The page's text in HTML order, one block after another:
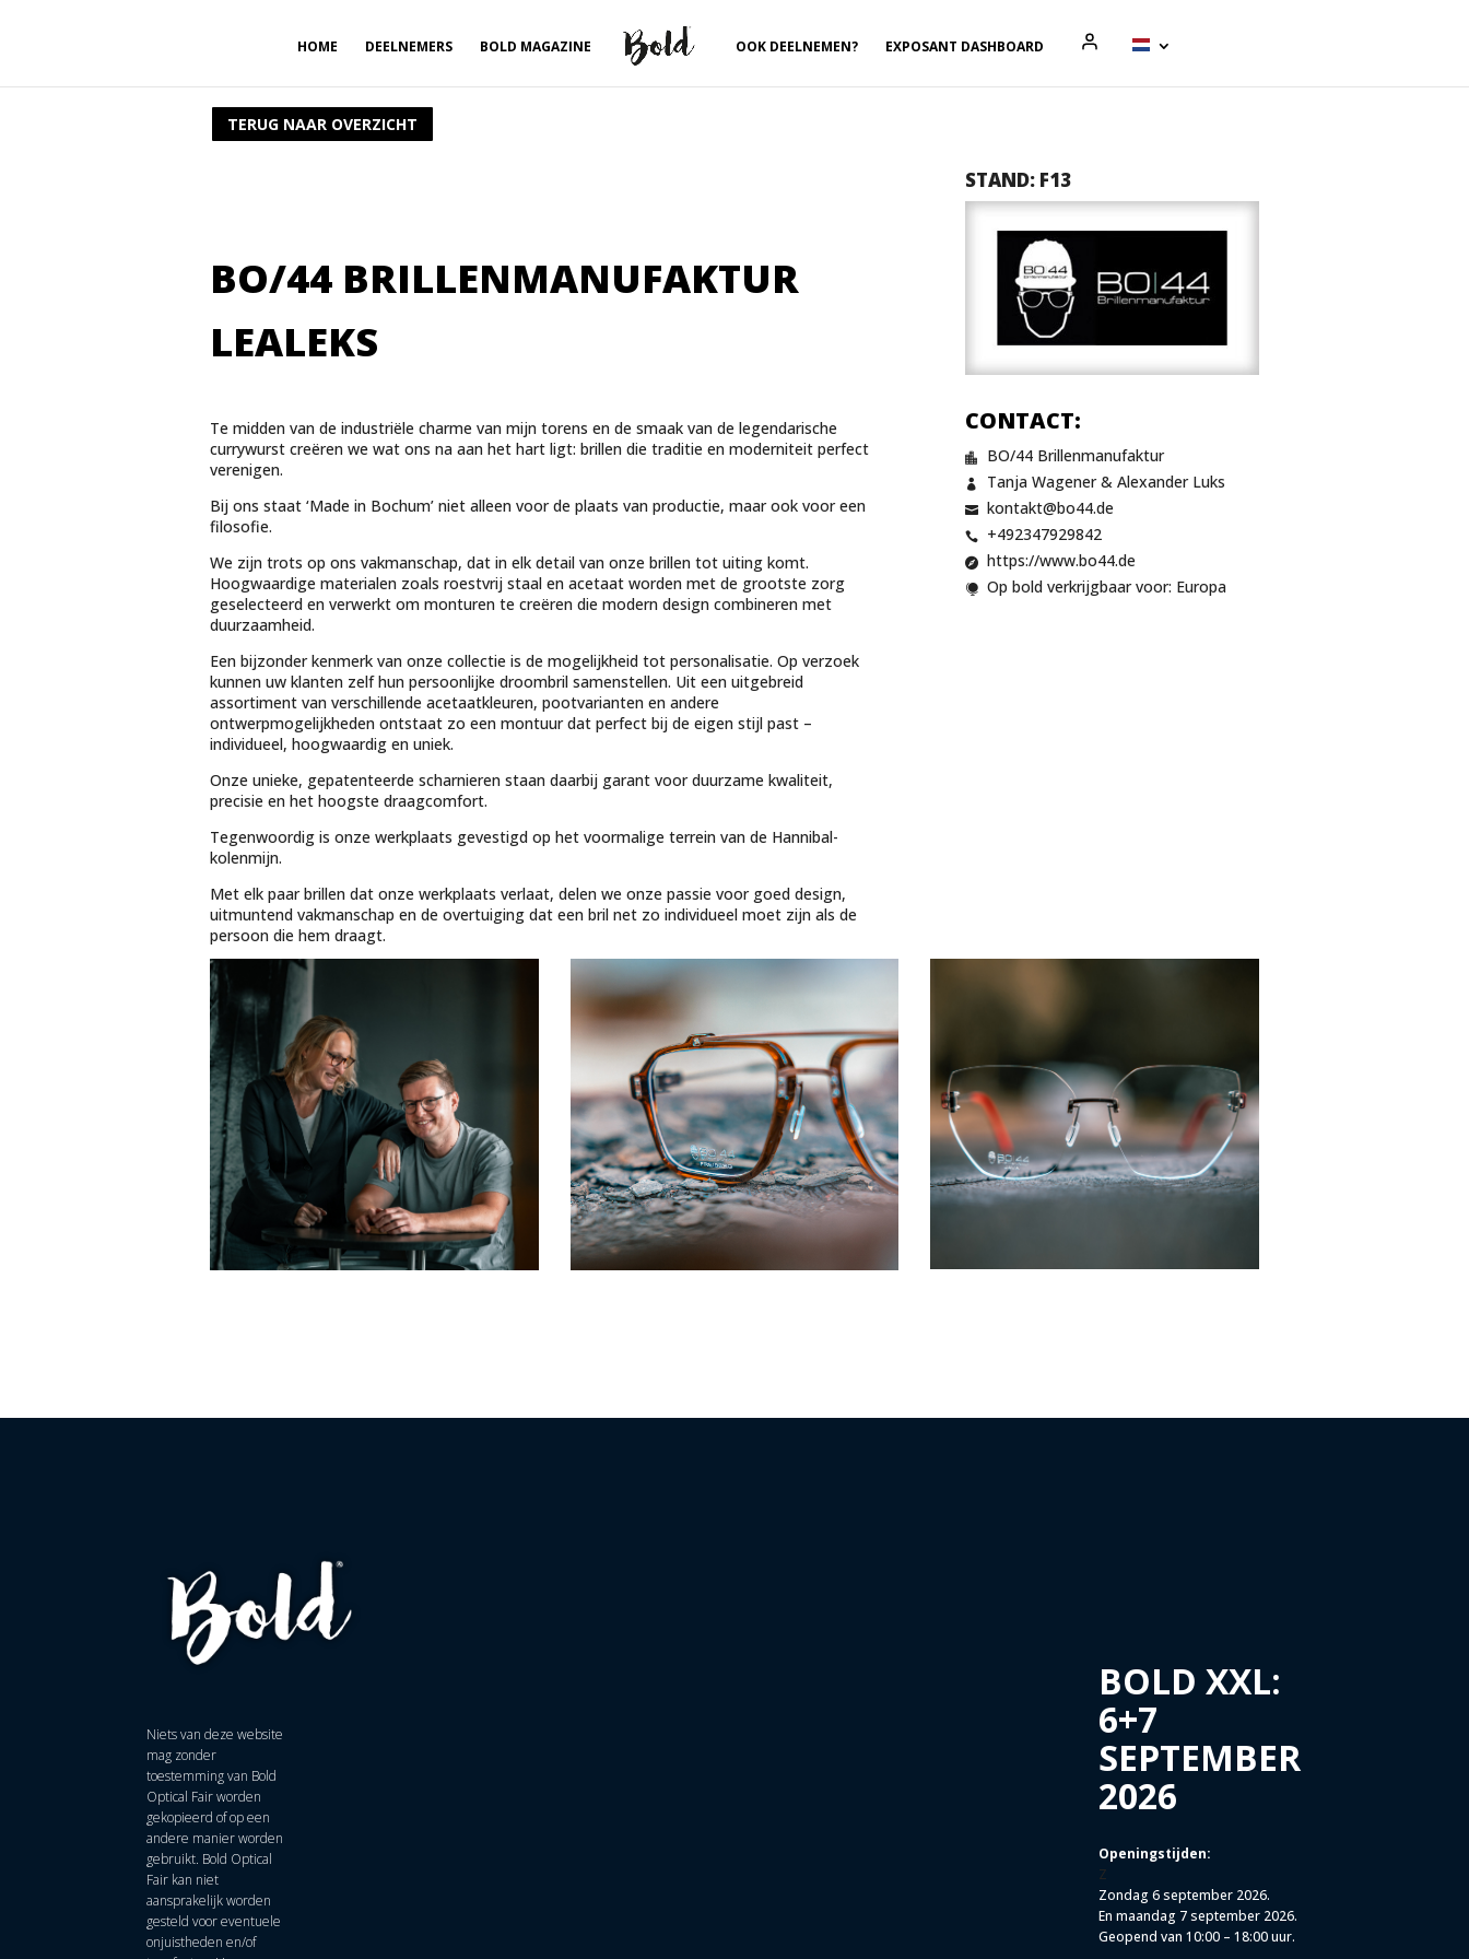
HOME DEELNEMERS BOLD MAGAZINE OOK DEELNEMEN? EXPOSANT DASHBOARD
TERUG NAAR OVERZICHT
BO/44 BRILLENMANUFAKTUR
LEALEKS
Te midden van de industriële charme van mijn torens en de smaak van de legendarische
currywurst creëren we wat ons na aan het hart ligt: brillen die traditie en moderniteit perfect
verenigen.
Bij ons staat ‘Made in Bochum’ niet alleen voor de plaats van productie, maar ook voor een
filosofie.
We zijn trots op ons vakmanschap, dat in elk detail van onze brillen tot uiting komt.
Hoogwaardige materialen zoals roestvrij staal en acetaat worden met de grootste zorg
geselecteerd en verwerkt om monturen te creëren die modern design combineren met
duurzaamheid.
Een bijzonder kenmerk van onze collectie is de mogelijkheid tot personalisatie. Op verzoek
kunnen uw klanten zelf hun persoonlijke droombril samenstellen. Uit een uitgebreid
assortiment van verschillende acetaatkleuren, pootvarianten en andere
ontwerpmogelijkheden ontstaat zo een montuur dat perfect bij de eigen stijl past –
individueel, hoogwaardig en uniek.
Onze unieke, gepatenteerde scharnieren staan daarbij garant voor duurzame kwaliteit,
precisie en het hoogste draagcomfort.
Tegenwoordig is onze werkplaats gevestigd op het voormalige terrein van de Hannibal-
kolenmijn.
Met elk paar brillen dat onze werkplaats verlaat, delen we onze passie voor goed design,
uitmuntend vakmanschap en de overtuiging dat een bril net zo individueel moet zijn als de
persoon die hem draagt.
STAND: F13
CONTACT:
 BO/44 Brillenmanufaktur
 Tanja Wagener & Alexander Luks
 kontakt@bo44.de
 +492347929842
 https://www.bo44.de
 Op bold verkrijgbaar voor: Europa
Niets van deze website
mag zonder
toestemming van Bold
Optical Fair worden
gekopieerd of op een
andere manier worden
gebruikt. Bold Optical
Fair kan niet
aansprakelijk worden
gesteld voor eventuele
onjuistheden en/of
BOLD XXL:
6+7
SEPTEMBER
2026
Openingstijden:
Z
Zondag 6 september 2026.
En maandag 7 september 2026.
Geopend van 10:00 – 18:00 uur.